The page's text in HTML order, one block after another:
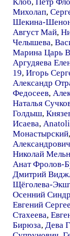
Михолап,
Шекина-
Август Май,
Челышева,
Марина Царь
Аргудяева
19, Игорь
Александр
Федосеев,
Наталья
Голдыш,
Исаева,
Монастырский,
Александрович
Николай
Анат Фролов-
Дмитрий
Щёголева-
Осенний
Евгений
Стахеева,
Бирюза, Дева